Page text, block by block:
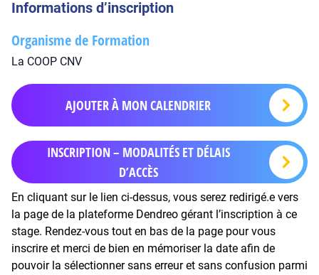
Informations d’inscription
Organisme de Formation
La COOP CNV
AJOUTER À MON CALENDRIER
INSCRIPTION – MODALITÉS ET DÉLAIS
D’ACCÈS
En cliquant sur le lien ci-dessus, vous serez redirigé.e vers
la page de la plateforme Dendreo gérant l’inscription à ce
stage. Rendez-vous tout en bas de la page pour vous
inscrire et merci de bien en mémoriser la date afin de
pouvoir la sélectionner sans erreur et sans confusion parmi